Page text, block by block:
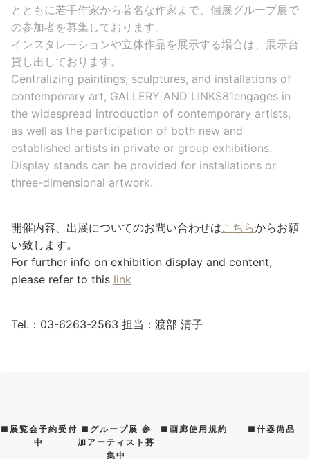
とともに若手作家から著名な作家まで、個展グループ展で
の参加者を募集しております。
インスタレーションや立体作品を展示する場合は、展示台
貸し出しております。
Centralizing paintings, sculptures, and installations of
contemporary art, GALLERY AND LINKS81engages in
the widespread introduction of contemporary artists,
as well as the participation of both new and
established artists in private or group exhibitions.
Display stands can be provided for installations or
three-dimensional artwork.
開催内容、出展についてのお問い合わせはこちらからお願
い致します。
For further info on exhibition display and content,
please refer to this link
Tel.：03-6263-2563 担当：渡部 清子
■展覧会予約受付
中
■グループ展 参
加アーティスト募
集中
■画廊使用規約 ■什器備品